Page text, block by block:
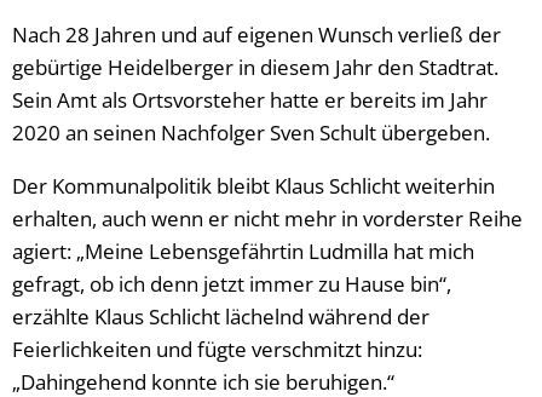
Nach 28 Jahren und auf eigenen Wunsch verließ der
gebürtige Heidelberger in diesem Jahr den Stadtrat.
Sein Amt als Ortsvorsteher hatte er bereits im Jahr
2020 an seinen Nachfolger Sven Schult übergeben.
Der Kommunalpolitik bleibt Klaus Schlicht weiterhin
erhalten, auch wenn er nicht mehr in vorderster Reihe
agiert: „Meine Lebensgefährtin Ludmilla hat mich
gefragt, ob ich denn jetzt immer zu Hause bin“,
erzählte Klaus Schlicht lächelnd während der
Feierlichkeiten und fügte verschmitzt hinzu:
„Dahingehend konnte ich sie beruhigen.“